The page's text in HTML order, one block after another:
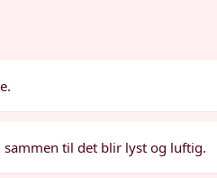
sammen til det blir lyst og luftig.